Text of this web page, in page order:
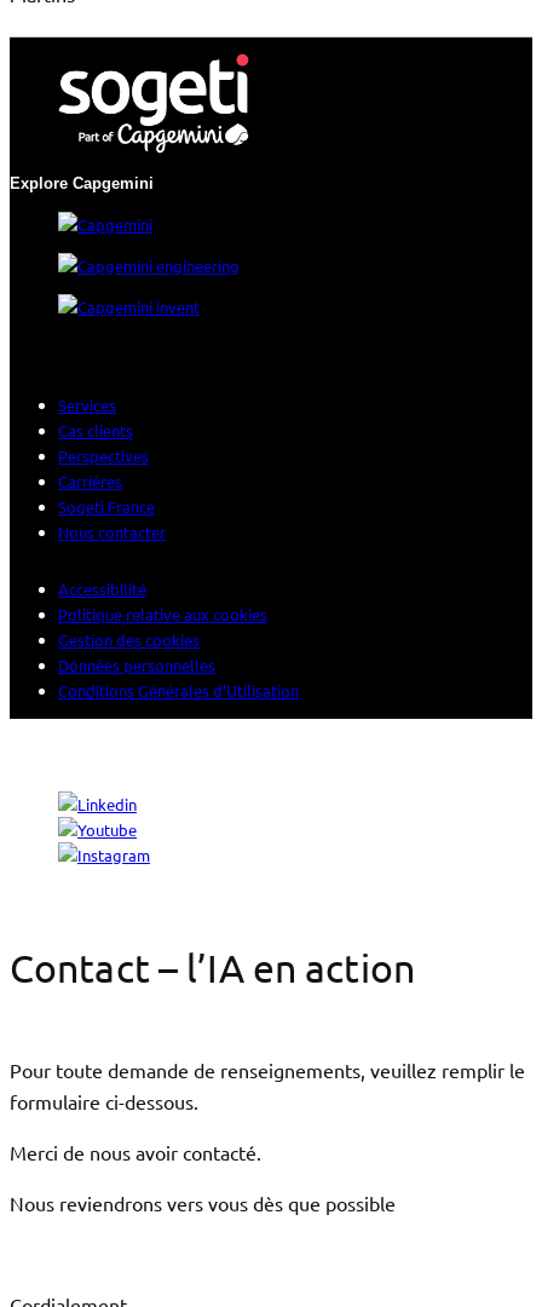
Explore Capgemini
Services
Cas clients
Perspectives
Carrières
Sogeti France
Nous contacter
Accessibilité
Politique relative aux cookies
Gestion des cookies
Données personnelles
Conditions Générales d’Utilisation
Contact – l’IA en action
Pour toute demande de renseignements, veuillez remplir le
formulaire ci-dessous.
Merci de nous avoir contacté.
Nous reviendrons vers vous dès que possible